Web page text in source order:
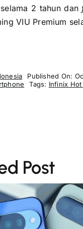
2 tahun dan
VIU Premium
Published On:
Tags: Infinix
Post